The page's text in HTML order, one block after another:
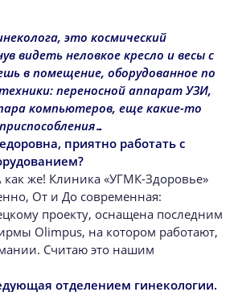
это космический
видеть неловкое кресло и весы с
в помещение, оборудованное по
переносной аппарат УЗИ,
компьютеров, еще какие-то
приятно работать с
как же! Клиника «УГМК-Здоровье»
От и До современная:
проекту, оснащена последним
Olimpus, на котором работают,
Считаю это нашим
отделением гинекологии.